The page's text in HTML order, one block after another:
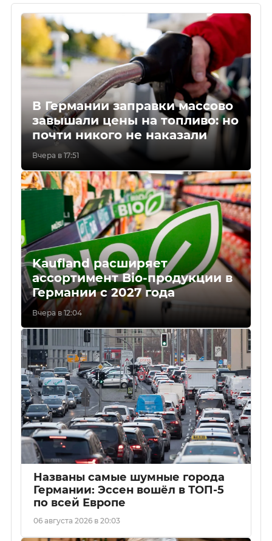
В Германии заправки массово
завышали цены на топливо: но
почти никого не наказали
Вчера в 17:51
Kaufland расширяет
ассортимент Bio-продукции в
Германии с 2027 года
Вчера в 12:04
Названы самые шумные города
Германии: Эссен вошёл в ТОП-5
по всей Европе
06 августа 2026 в 20:03